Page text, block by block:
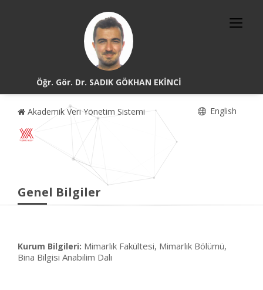
Öğr. Gör. Dr. SADIK GÖKHAN EKİNCİ
Akademik Veri Yönetim Sistemi English
Genel Bilgiler
Kurum Bilgileri: Mimarlık Fakültesi, Mimarlık Bölümü,
Bina Bilgisi Anabilim Dalı